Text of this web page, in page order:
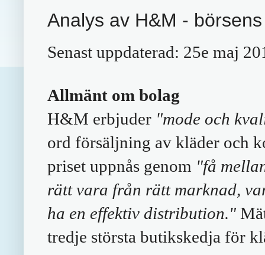
Analys av H&M -
Senast uppdaterad: 25e maj
Allmänt om bolag
H&M erbjuder "mode och
ord försäljning av kläder och
priset uppnås genom "få
rätt vara från rätt marknad,
ha en effektiv distribution."
tredje största butikskedja för